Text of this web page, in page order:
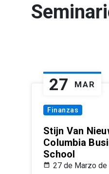
27 MAR
Finanzas
Stijn Van
Columbia
School
27 de Marzo de